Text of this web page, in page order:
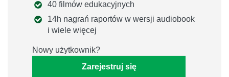
40 filmów edukacyjnych
14h nagrań raportów w wersji audiobook
i wiele więcej
Nowy użytkownik?
Zarejestruj się